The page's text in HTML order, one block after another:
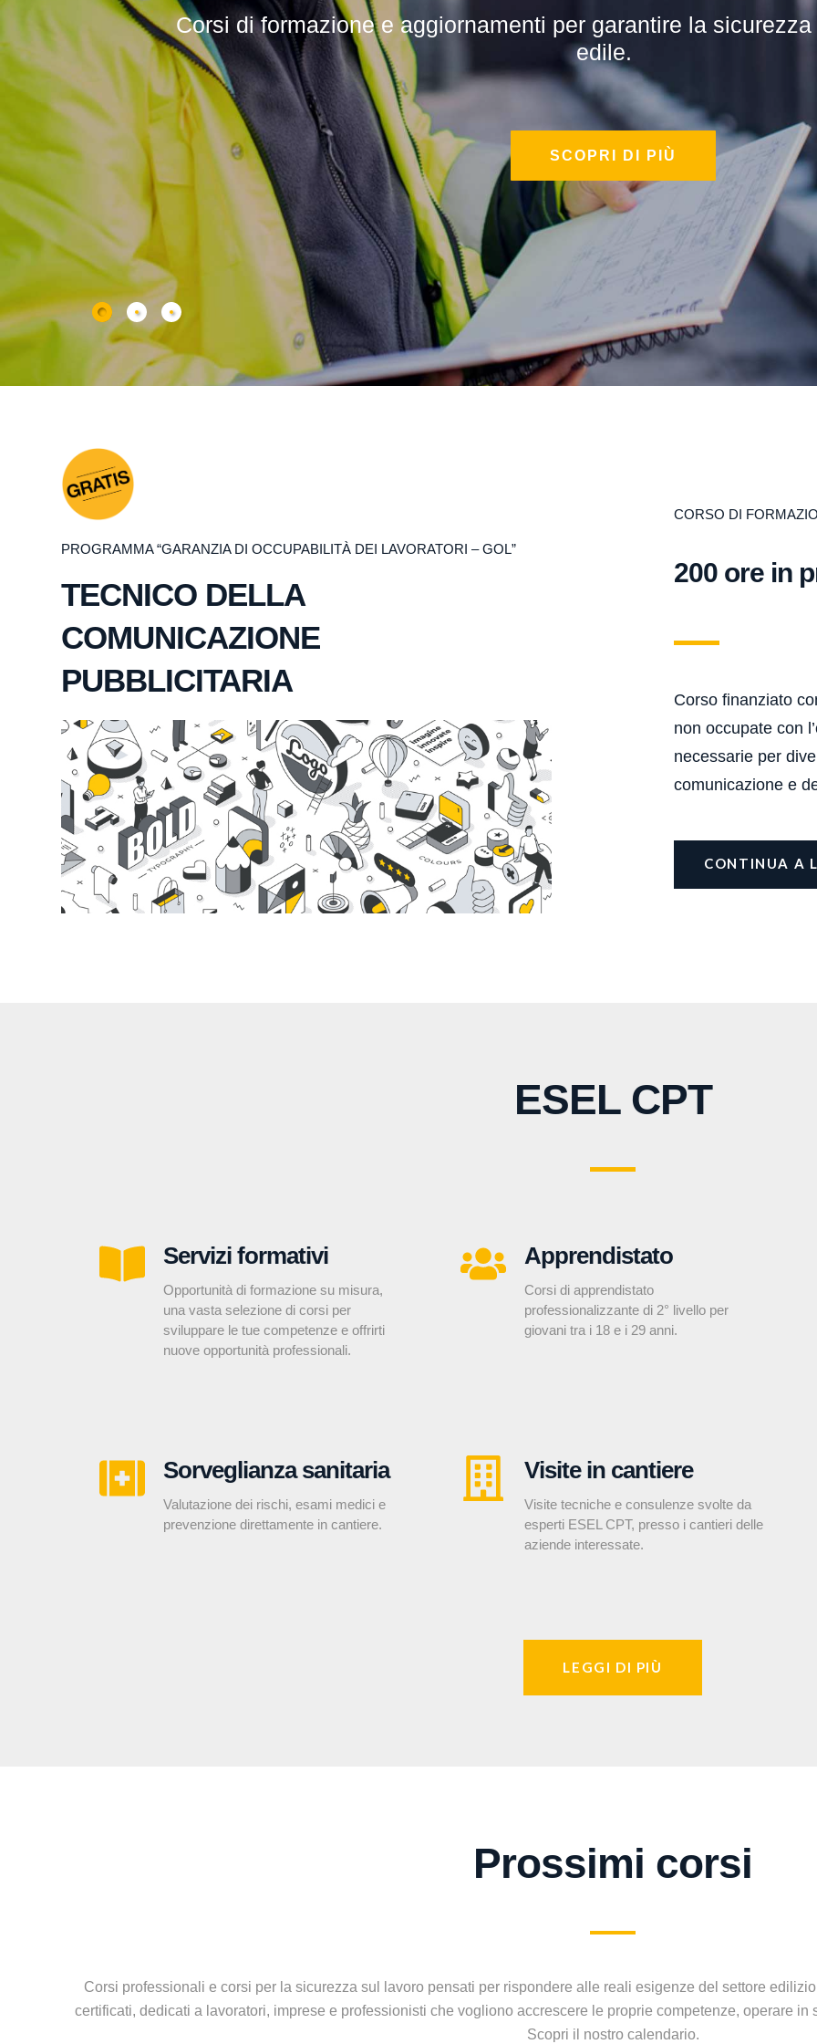
Corsi di formazione e aggiornamenti per garantire la sicurezza
edile.
SCOPRI DI PIÙ
Corsi professionali per sviluppare competenze
SCOPRI DI PIÙ
PROGRAMMA “GARANZIA DI OCCUPABILITÀ DEI LAVORATORI – GOL”
TECNICO DELLA
COMUNICAZIONE
PUBBLICITARIA
CORSO DI
200 ore in
Corso finanziato
non occupate con
necessarie per
comunicazione e
CONTINUA A
ESEL CPT
Servizi formativi
Opportunità di formazione su misura,
una vasta selezione di corsi per
sviluppare le tue competenze e offrirti
nuove opportunità professionali.
Apprendistato
Corsi di apprendistato
professionalizzante di 2° livello per
giovani tra i 18 e i 29 anni.
Sorveglianza sanitaria
Valutazione dei rischi, esami medici e
prevenzione direttamente in cantiere.
Visite in cantiere
Visite tecniche e consulenze svolte da
esperti ESEL CPT, presso i cantieri delle
aziende interessate.
LEGGI DI PIÙ
Prossimi corsi
Corsi professionali e corsi per la sicurezza sul lavoro pensati per rispondere alle reali esigenze del settore
certificati, dedicati a lavoratori, imprese e professionisti che vogliono accrescere le proprie competenze, operare
Scopri il nostro calendario.